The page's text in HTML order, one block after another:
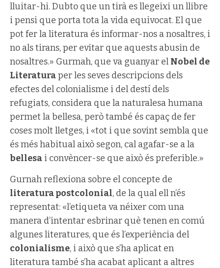
lluitar-hi. Dubto que un tirà es llegeixi un llibre
i pensi que porta tota la vida equivocat. El que
pot fer la literatura és informar-nos a nosaltres, i
no als tirans, per evitar que aquests abusin de
nosaltres.» Gurmah, que va guanyar el Nobel de
Literaturaper les seves descripcions dels
efectes del colonialisme i del destí dels
refugiats, considera que la naturalesa humana
permet la bellesa, però també és capaç de fer
coses molt lletges, i «tot i que sovint sembla que
és més habitual això segon, cal agafar-se a la
bellesa i convèncer-se que això és preferible.»
Gurnah reflexiona sobre el concepte de
literatura postcolonial, de la qual ell n’és
representat: «l’etiqueta va néixer com una
manera d’intentar esbrinar què tenen en comú
algunes literatures, que és l’experiència del
colonialisme, i això que s’ha aplicat en
literatura també s’ha acabat aplicant a altres